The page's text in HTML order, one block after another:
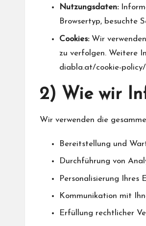
Nutzungsdaten:
Browsertyp, besuchte
Cookies:Wir
zu verfolgen. Weitere
diabla.at/cookie-
2) Wie wir
Wir verwenden die
Bereitstellung und
Durchführung von
Personalisierung Ihres
Kommunikation mit
Erfüllung rechtlicher